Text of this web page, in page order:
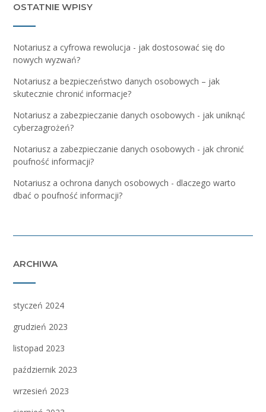
OSTATNIE WPISY
Notariusz a cyfrowa rewolucja - jak dostosować się do
nowych wyzwań?
Notariusz a bezpieczeństwo danych osobowych – jak
skutecznie chronić informacje?
Notariusz a zabezpieczanie danych osobowych - jak uniknąć
cyberzagrożeń?
Notariusz a zabezpieczanie danych osobowych - jak chronić
poufność informacji?
Notariusz a ochrona danych osobowych - dlaczego warto
dbać o poufność informacji?
ARCHIWA
styczeń 2024
grudzień 2023
listopad 2023
październik 2023
wrzesień 2023